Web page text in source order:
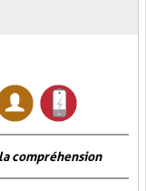
compréhension